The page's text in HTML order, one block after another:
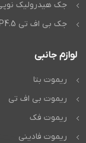
جک هیدرولیک نوپی
جک بی اف تی P4.5
لوازم جانبی
ریموت بتا
ریموت بی اف تی
ریموت فک
ریموت فادینی